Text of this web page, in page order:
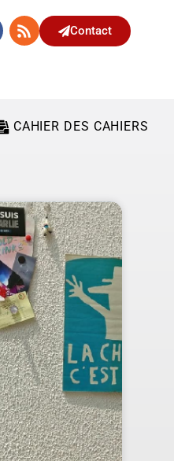
Contact
CAHIER DES CAHIERS